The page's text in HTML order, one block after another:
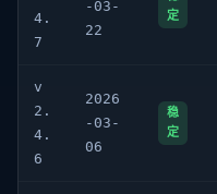
4.
7
-03-
22
定
v
2.
4.
6
2026
-03-
06
稳
定